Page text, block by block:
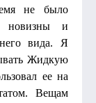
не было
новизны и
вида. Я
Жидкую
ее на
Вещам